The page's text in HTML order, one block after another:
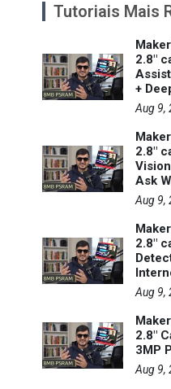
Tutoriais Mais
2.8"
+
Aug 9,
2.8"
Ask
Aug 9,
2.8"
Aug 9,
2.8"
3MP
Aug 9,